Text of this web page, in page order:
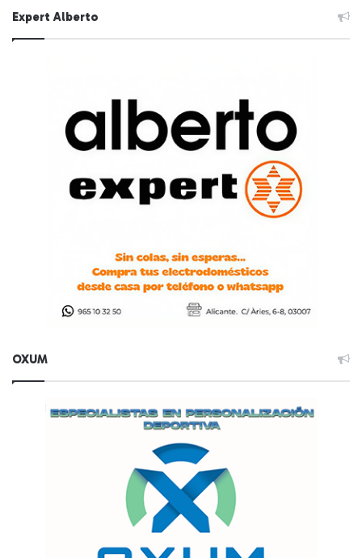
Expert Alberto
OXUM